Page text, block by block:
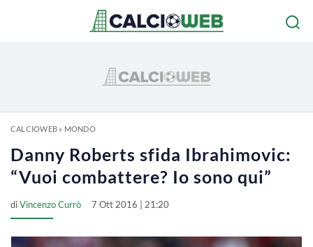
CALCIOWEB» MONDO
Danny Roberts sfida Ibrahimovic:
“Vuoi combattere? Io sono qui”
diVincenzo Currò 7 Ott 2016 | 21:20